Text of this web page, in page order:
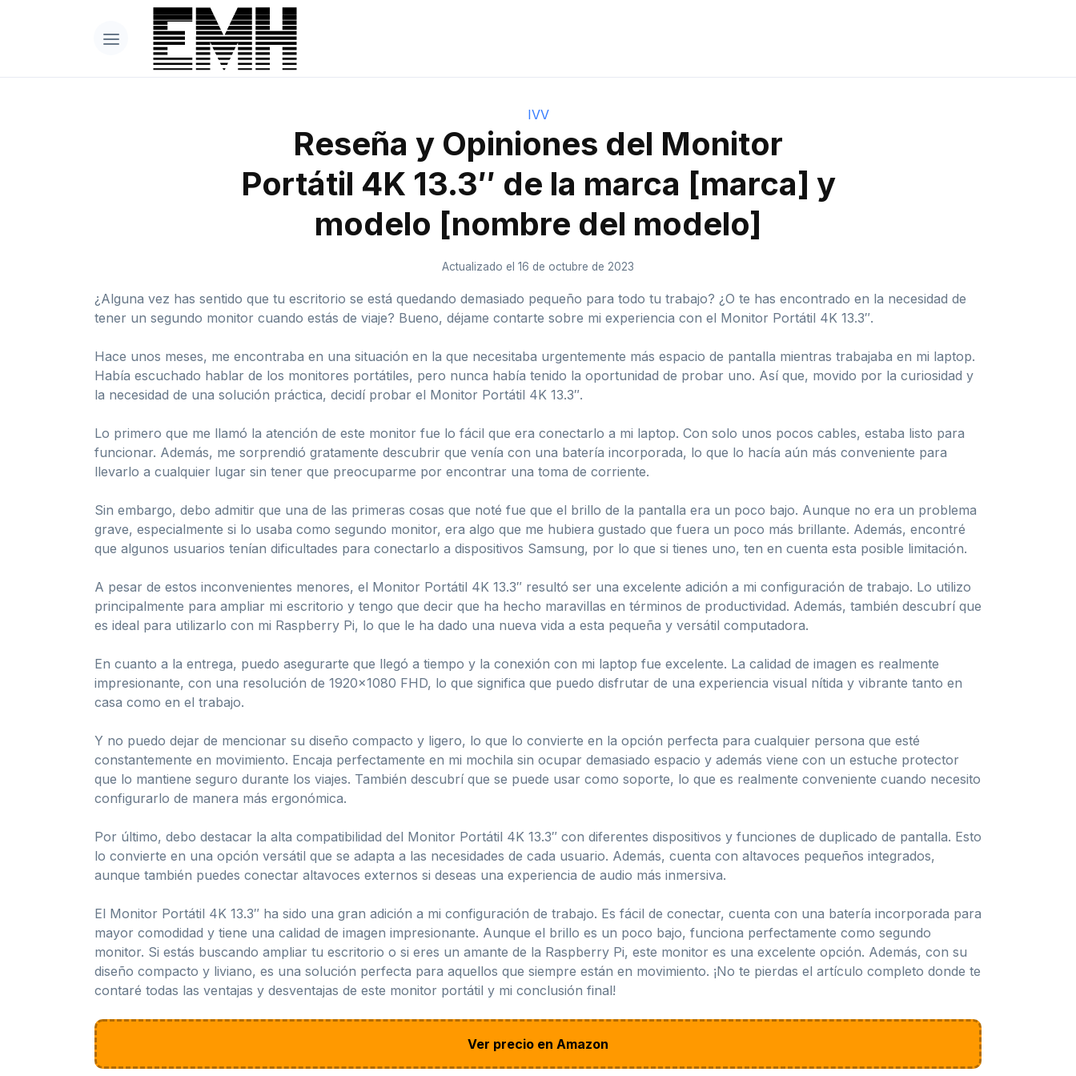
IVV
Reseña y Opiniones del Monitor
Portátil 4K 13.3″ de la marca [marca] y
modelo [nombre del modelo]
Actualizado el 16 de octubre de 2023
¿Alguna vez has sentido que tu escritorio se está quedando demasiado pequeño para todo tu trabajo? ¿O te has encontrado en la necesidad de
tener un segundo monitor cuando estás de viaje? Bueno, déjame contarte sobre mi experiencia con el Monitor Portátil 4K 13.3″.
Hace unos meses, me encontraba en una situación en la que necesitaba urgentemente más espacio de pantalla mientras trabajaba en mi laptop.
Había escuchado hablar de los monitores portátiles, pero nunca había tenido la oportunidad de probar uno. Así que, movido por la curiosidad y
la necesidad de una solución práctica, decidí probar el Monitor Portátil 4K 13.3″.
Lo primero que me llamó la atención de este monitor fue lo fácil que era conectarlo a mi laptop. Con solo unos pocos cables, estaba listo para
funcionar. Además, me sorprendió gratamente descubrir que venía con una batería incorporada, lo que lo hacía aún más conveniente para
llevarlo a cualquier lugar sin tener que preocuparme por encontrar una toma de corriente.
Sin embargo, debo admitir que una de las primeras cosas que noté fue que el brillo de la pantalla era un poco bajo. Aunque no era un problema
grave, especialmente si lo usaba como segundo monitor, era algo que me hubiera gustado que fuera un poco más brillante. Además, encontré
que algunos usuarios tenían dificultades para conectarlo a dispositivos Samsung, por lo que si tienes uno, ten en cuenta esta posible limitación.
A pesar de estos inconvenientes menores, el Monitor Portátil 4K 13.3″ resultó ser una excelente adición a mi configuración de trabajo. Lo utilizo
principalmente para ampliar mi escritorio y tengo que decir que ha hecho maravillas en términos de productividad. Además, también descubrí que
es ideal para utilizarlo con mi Raspberry Pi, lo que le ha dado una nueva vida a esta pequeña y versátil computadora.
En cuanto a la entrega, puedo asegurarte que llegó a tiempo y la conexión con mi laptop fue excelente. La calidad de imagen es realmente
impresionante, con una resolución de 1920×1080 FHD, lo que significa que puedo disfrutar de una experiencia visual nítida y vibrante tanto en
casa como en el trabajo.
Y no puedo dejar de mencionar su diseño compacto y ligero, lo que lo convierte en la opción perfecta para cualquier persona que esté
constantemente en movimiento. Encaja perfectamente en mi mochila sin ocupar demasiado espacio y además viene con un estuche protector
que lo mantiene seguro durante los viajes. También descubrí que se puede usar como soporte, lo que es realmente conveniente cuando necesito
configurarlo de manera más ergonómica.
Por último, debo destacar la alta compatibilidad del Monitor Portátil 4K 13.3″ con diferentes dispositivos y funciones de duplicado de pantalla. Esto
lo convierte en una opción versátil que se adapta a las necesidades de cada usuario. Además, cuenta con altavoces pequeños integrados,
aunque también puedes conectar altavoces externos si deseas una experiencia de audio más inmersiva.
El Monitor Portátil 4K 13.3″ ha sido una gran adición a mi configuración de trabajo. Es fácil de conectar, cuenta con una batería incorporada para
mayor comodidad y tiene una calidad de imagen impresionante. Aunque el brillo es un poco bajo, funciona perfectamente como segundo
monitor. Si estás buscando ampliar tu escritorio o si eres un amante de la Raspberry Pi, este monitor es una excelente opción. Además, con su
diseño compacto y liviano, es una solución perfecta para aquellos que siempre están en movimiento. ¡No te pierdas el artículo completo donde te
contaré todas las ventajas y desventajas de este monitor portátil y mi conclusión final!
Ver precio en Amazon